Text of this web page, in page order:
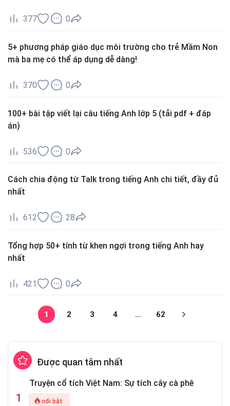
377 0
5+ phương pháp giáo dục môi trường cho trẻ Mầm Non
mà ba mẹ có thể áp dụng dễ dàng!
370 0
100+ bài tập viết lại câu tiếng Anh lớp 5 (tải pdf + đáp
án)
536 0
Cách chia động từ Talk trong tiếng Anh chi tiết, đầy đủ
nhất
612 28
Tổng hợp 50+ tính từ khen ngợi trong tiếng Anh hay
nhất
421 0
1 2 3 4 … 62
Được quan tâm nhất
Truyện cổ tích Việt Nam: Sự tích cây cà phê
nổi bật